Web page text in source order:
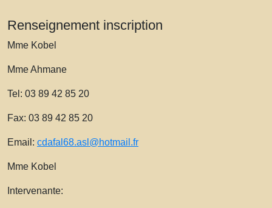
Renseignement inscription
Mme Kobel
Mme Ahmane
Tel: 03 89 42 85 20
Fax: 03 89 42 85 20
Email: cdafal68.asl@hotmail.fr
Mme Kobel
Intervenante: